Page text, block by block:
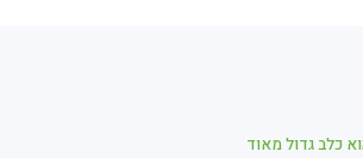
כלב גדול מאוד